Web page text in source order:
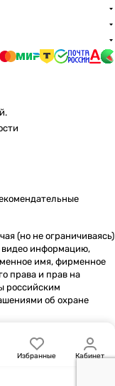
(но не ограничиваясь)
видео информацию,
имя, фирменное
права и прав на
российским
об охране
Избранные Кабинет